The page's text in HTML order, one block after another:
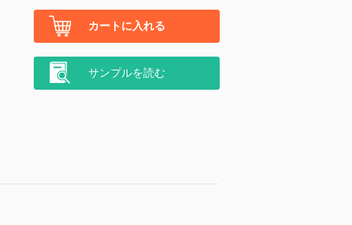
カートに入れる
サンプルを読む